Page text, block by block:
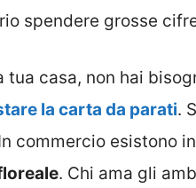
spendere grosse
tua casa, non hai
la carta da parati.
commercio esistono
. Chi ama gli